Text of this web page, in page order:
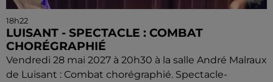
18h22
LUISANT - SPECTACLE : COMBAT
CHORÉGRAPHIÉ
Vendredi 28 mai 2027 à 20h30 à la salle André Malraux
de Luisant : Combat chorégraphié. Spectacle-